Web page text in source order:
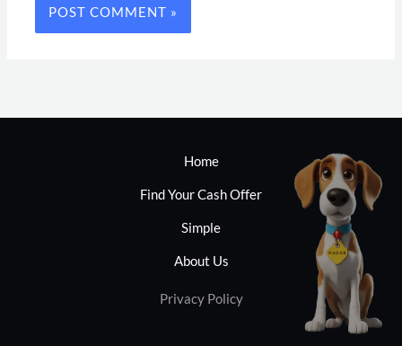
Home
Find Your Cash Offer
Simple
About Us
Privacy Policy